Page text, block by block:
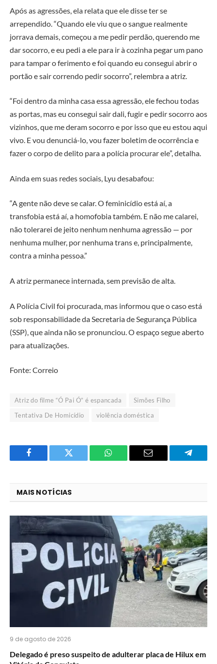
Após as agressões, ela relata que ele disse ter se
arrependido. “Quando ele viu que o sangue realmente
jorrava demais, começou a me pedir perdão, querendo me
dar socorro, e eu pedi a ele para ir à cozinha pegar um pano
para tampar o ferimento e foi quando eu consegui abrir o
portão e sair correndo pedir socorro”, relembra a atriz.
“Foi dentro da minha casa essa agressão, ele fechou todas
as portas, mas eu consegui sair dali, fugir e pedir socorro aos
vizinhos, que me deram socorro e por isso que eu estou aqui
vivo. E vou denunciá-lo, vou fazer boletim de ocorrência e
fazer o corpo de delito para a polícia procurar ele”, detalha.
Ainda em suas redes sociais, Lyu desabafou:
“A gente não deve se calar. O feminicídio está aí, a
transfobia está aí, a homofobia também. E não me calarei,
não tolerarei de jeito nenhum nenhuma agressão — por
nenhuma mulher, por nenhuma trans e, principalmente,
contra a minha pessoa.”
A atriz permanece internada, sem previsão de alta.
A Polícia Civil foi procurada, mas informou que o caso está
sob responsabilidade da Secretaria de Segurança Pública
(SSP), que ainda não se pronunciou. O espaço segue aberto
para atualizações.
Fonte: Correio
Atriz do filme “Ó Pai Ó” é espancada
Simões Filho
Tentativa De Homicídio
violência doméstica
Facebook Twitter
O
do
WhatsApp?
E-
MAIS NOTÍCIAS
9 de agosto de 2026
Delegado é preso suspeito de adulterar placa de Hilux em